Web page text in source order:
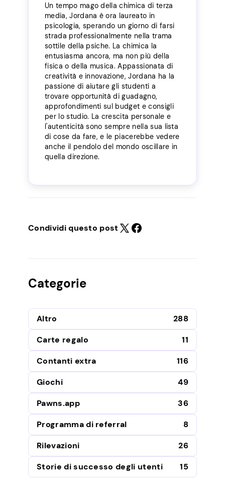
Un tempo mago della chimica di terza
media, Jordana è ora laureato in
psicologia, sperando un giorno di farsi
strada professionalmente nella trama
sottile della psiche. La chimica la
entusiasma ancora, ma non più della
fisica o della musica. Appassionata di
creatività e innovazione, Jordana ha la
passione di aiutare gli studenti a
trovare opportunità di guadagno,
approfondimenti sul budget e consigli
per lo studio. La crescita personale e
l'autenticità sono sempre nella sua lista
di cose da fare, e le piacerebbe vedere
anche il pendolo del mondo oscillare in
quella direzione.
Condividi questo post
Categorie
Altro
288
Carte regalo
11
Contanti extra
116
Giochi
49
Pawns.app
36
Programma di referral
8
Rilevazioni
26
Storie di successo degli utenti
15